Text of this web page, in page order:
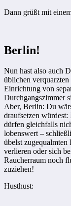
Dann grüßt mit
Berlin!
Nun hast also auch
üblichen
Einrichtung von
Durchgangszimmer
Aber, Berlin: Du
draufsetzen
dürfen gleichfalls
lobenswert –
übelst
verlieren oder sich
Raucherraum noch
zuziehen!
Husthust: